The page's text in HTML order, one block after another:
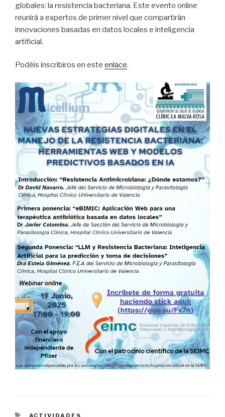
globales: la resistencia bacteriana. Este evento online
reunirá a expertos de primer nivel que compartirán
innovaciones basadas en datos locales e inteligencia
artificial.
Podéis inscribiros en este enlace.
CATEGORÍAS